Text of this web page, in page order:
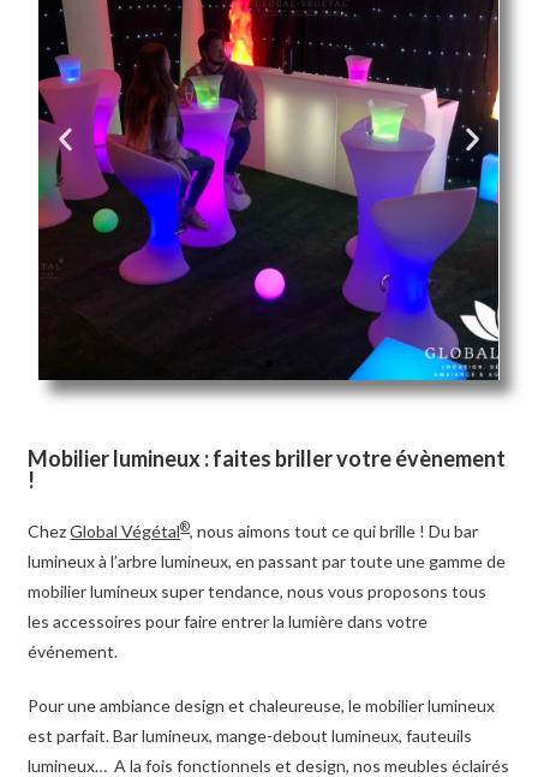
Mobilier lumineux : faites briller votre évènement
!
ChezGlobal Végétal®, nous aimons tout ce qui brille ! Du bar
lumineux à l’arbre lumineux, en passant par toute une gamme de
mobilier lumineux super tendance, nous vous proposons tous
les accessoires pour faire entrer la lumière dans votre
événement.
Pour une ambiance design et chaleureuse, le mobilier lumineux
est parfait. Bar lumineux, mange-debout lumineux, fauteuils
lumineux… A la fois fonctionnels et design, nos meubles éclairés